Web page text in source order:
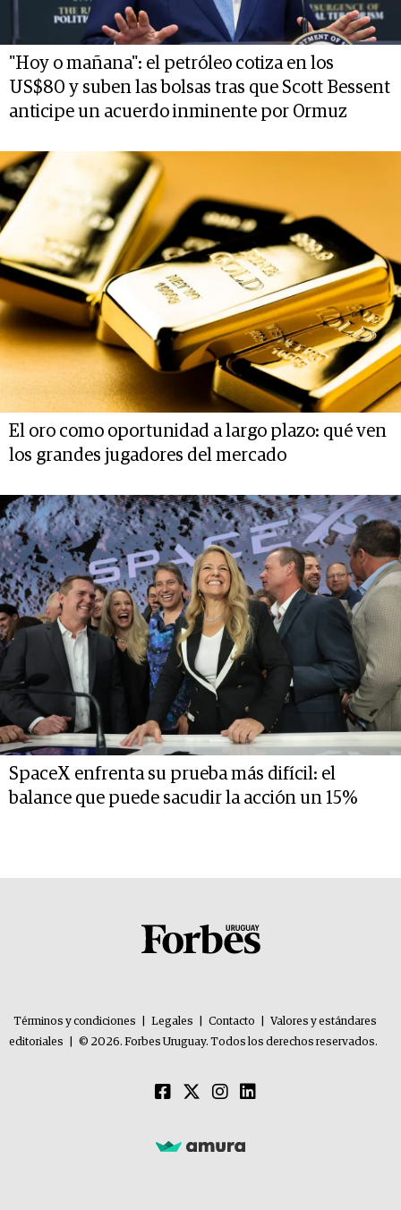
"Hoy o mañana": el petróleo cotiza en los
US$80 y suben las bolsas tras que Scott Bessent
anticipe un acuerdo inminente por Ormuz
El oro como oportunidad a largo plazo: qué ven
los grandes jugadores del mercado
SpaceX enfrenta su prueba más difícil: el
balance que puede sacudir la acción un 15%
Términos y condiciones Legales Contacto
Valores y estándares
editoriales
© 2026. Forbes Uruguay. Todos los derechos reservados.